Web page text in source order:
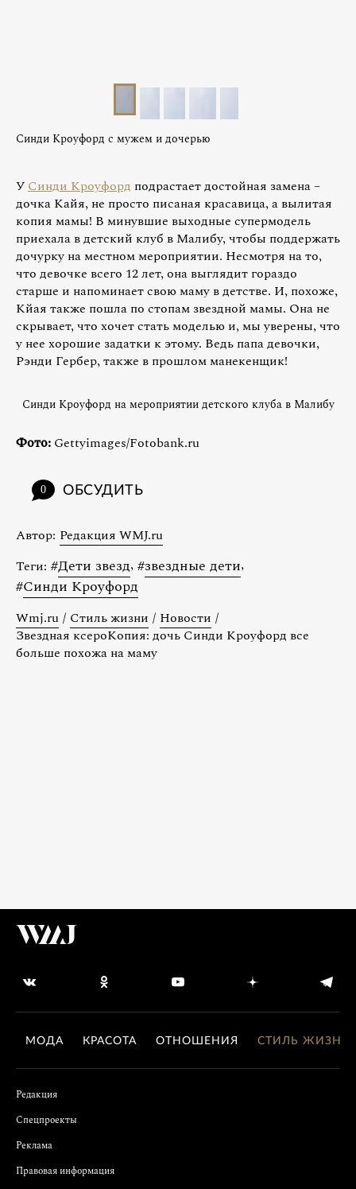
Синди Кроуфорд с мужем и дочерью
УСинди Кроуфорд подрастает достойная замена –
дочка Кайя, не просто писаная красавица, а вылитая
копия мамы! В минувшие выходные супермодель
приехала в детский клуб в Малибу, чтобы поддержать
дочурку на местном мероприятии. Несмотря на то,
что девочке всего 12 лет, она выглядит гораздо
старше и напоминает свою маму в детстве. И, похоже,
Кйая также пошла по стопам звездной мамы. Она не
скрывает, что хочет стать моделью и, мы уверены, что
у нее хорошие задатки к этому. Ведь папа девочки,
Рэнди Гербер, также в прошлом манекенщик!
Синди Кроуфорд на мероприятии детского клуба в Малибу
Фото: Gettyimages/Fotobank.ru
0 ОБСУДИТЬ
Автор: Редакция WMJ.ru
Теги: #Дети звезд, #звездные дети,
#Синди Кроуфорд
Wmj.ru / Стиль жизни / Новости /
Звездная ксероКопия: дочь Синди Кроуфорд все
больше похожа на маму
МОДА КРАСОТА ОТНОШЕНИЯ СТИЛЬ ЖИЗНИ
Редакция
Спецпроекты
Реклама
Правовая информация